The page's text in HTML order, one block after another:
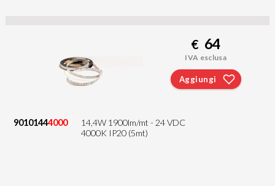
90101444000
14,4W 1900lm/mt - 24 VDC
4000K IP20 (5mt)
€ 64
IVA esclusa
Aggiungi